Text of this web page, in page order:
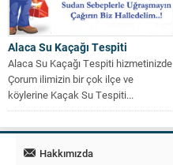
Alaca Su Kaçağı Tespiti
Alaca Su Kaçağı Tespiti hizmetinizde
Çorum ilimizin bir çok ilçe ve
köylerine Kaçak Su Tespiti...
Hakkımızda